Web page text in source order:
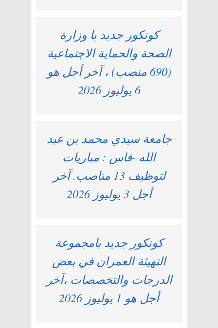
كونكور جديد با وزارة
الصحة والحماية الاجتماعية
(690 منصب) ، آخر أجل هو
6 يوليوز 2026
جامعة سيدي محمد بن عبد
الله -فاس : مباريات
لتوظيف 13 مناصب. آخر
أجل 3 يوليوز 2026
كونكور جديد بامجموعة
التهيئة العمران في بعض
الدرجات والتخصصات ،آخر
أجل هو 1 يوليوز 2026